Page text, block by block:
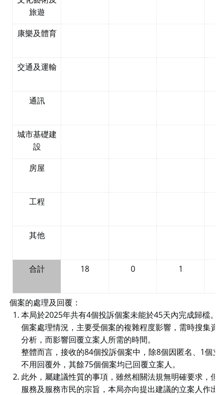
旅遊
康樂及體育
交通及運輸
通訊
城市基礎建
設
房屋
工程
其他
合計 18 0 1
個案的處理及回覆：
本局於2025年共有4個投訴個案未能於45天內完成歸檔。
個案處理情況，主要受個案的複雜程度影響，需時搜集資
分析，而影響回覆立案人所需的時間。
整體而言，接收的84個投訴個案中，除8個因匿名、1個
不用回覆外，其餘75個個案均已回覆立案人。
此外，屬建議性質的事項，雖然相關法規無明確要求，
服務及服務市民的宗旨，本局亦向提出建議的立案人作